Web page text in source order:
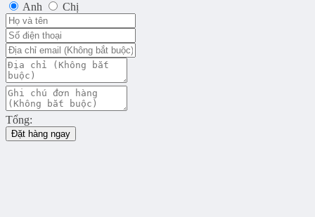
Anh
Chị
Tổng:
Đặt hàng ngay